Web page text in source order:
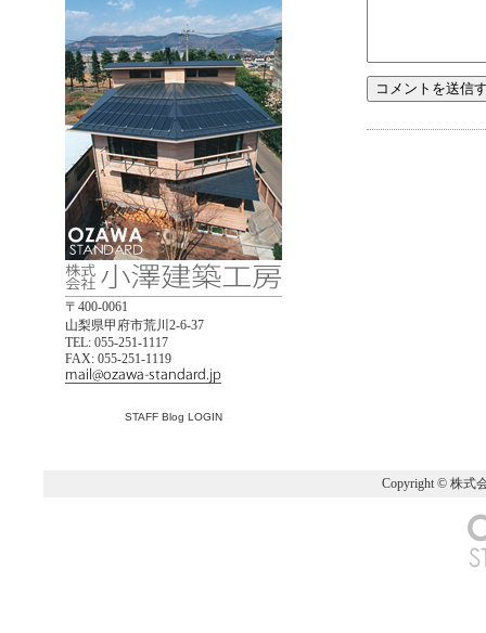
〒400-0061
山梨県甲府市荒川2-6-37
TEL: 055-251-1117
FAX: 055-251-1119
STAFF Blog LOGIN
Copyright © 株式